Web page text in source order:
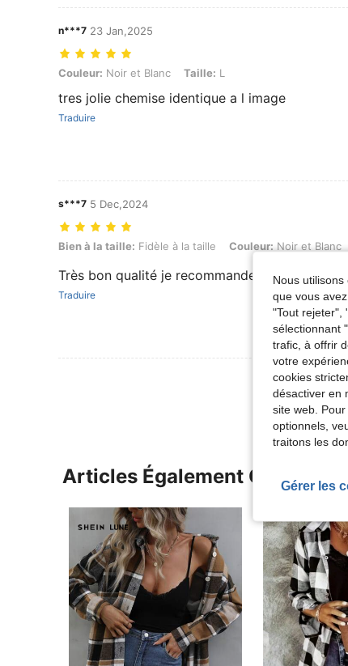
n***7 23 Jan,2025
Couleur: Noir et Blanc, Taille: L
Couleur: Noir et Blanc Taille: L
tres jolie chemise identique a l image
Traduire
s***7 5 Dec,2024
Bien à la taille: Fidèle à la taille, Couleur: Noir et Blanc, Taille: M
Bien à la taille: Fidèle à la taille Couleur: Noir et Blanc
Très bon qualité je recommande vivement
Traduire
Voir
Articles Également Consultés
Nous
que vous
"Tout rejeter",
sélectionnant
trafic, à offrir
votre
cookies
désactiver en
site web.
optionnels,
traitons les
Gérer les